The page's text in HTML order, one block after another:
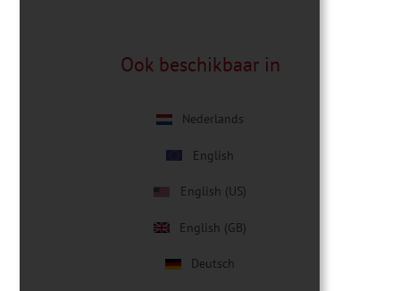
Ook beschikbaar in
Nederlands
English
English (US)
English (GB)
Deutsch